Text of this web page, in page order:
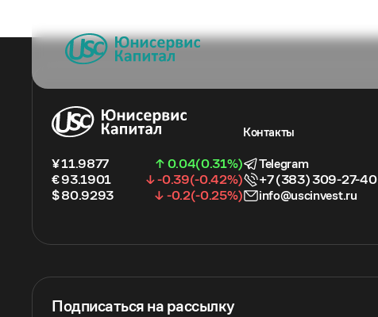
¥ 11.9877
↑ 0.04(0.31%)
€ 93.1901
↓ -0.39(-0.42%)
$ 80.9293
↓ -0.2(-0.25%)
Контакты
Telegram
+7 (383) 309-27-40
info@uscinvest.ru
Подписаться на рассылку